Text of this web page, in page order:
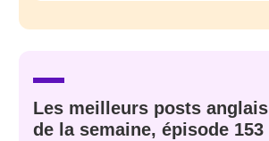
Les meilleurs posts anglais
de la semaine, épisode 153